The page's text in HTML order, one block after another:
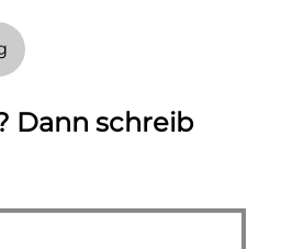
Dann schreib